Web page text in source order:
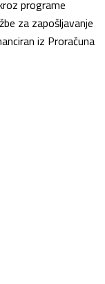
programe
za zapošljavanje
iz Proračuna